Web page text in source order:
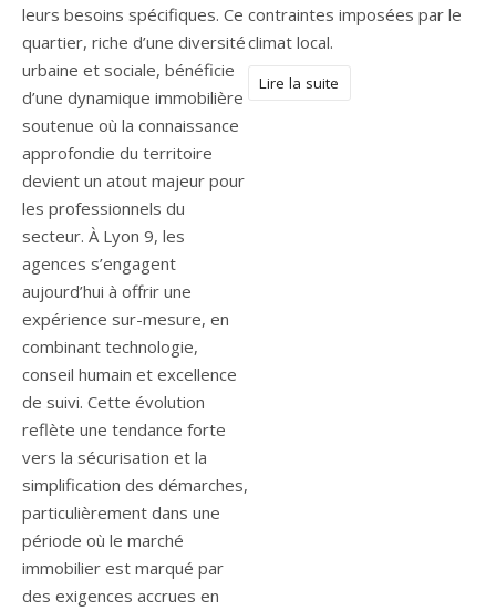
leurs besoins spécifiques. Ce
quartier, riche d’une diversité
urbaine et sociale, bénéficie
d’une dynamique immobilière
soutenue où la connaissance
approfondie du territoire
devient un atout majeur pour
les professionnels du
secteur. À Lyon 9, les
agences s’engagent
aujourd’hui à offrir une
expérience sur-mesure, en
combinant technologie,
conseil humain et excellence
de suivi. Cette évolution
reflète une tendance forte
vers la sécurisation et la
simplification des démarches,
particulièrement dans une
période où le marché
immobilier est marqué par
des exigences accrues en
contraintes imposées par le
climat local.
Lire la suite